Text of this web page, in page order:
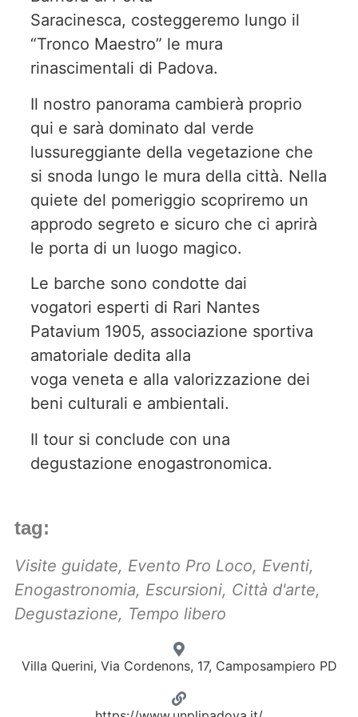
Saracinesca, costeggeremo lungo il
“Tronco Maestro” le mura
rinascimentali di Padova.
Il nostro panorama cambierà proprio
qui e sarà dominato dal verde
lussureggiante della vegetazione che
si snoda lungo le mura della città. Nella
quiete del pomeriggio scopriremo un
approdo segreto e sicuro che ci aprirà
le porta di un luogo magico.
Le barche sono condotte dai
vogatori esperti di Rari Nantes
Patavium 1905, associazione sportiva
amatoriale dedita alla
voga veneta e alla valorizzazione dei
beni culturali e ambientali.
Il tour si conclude con una
degustazione enogastronomica.
tag:
Visite guidate, Evento Pro Loco, Eventi,
Enogastronomia, Escursioni, Città d'arte,
Degustazione, Tempo libero
Villa Querini, Via Cordenons, 17, Camposampiero PD